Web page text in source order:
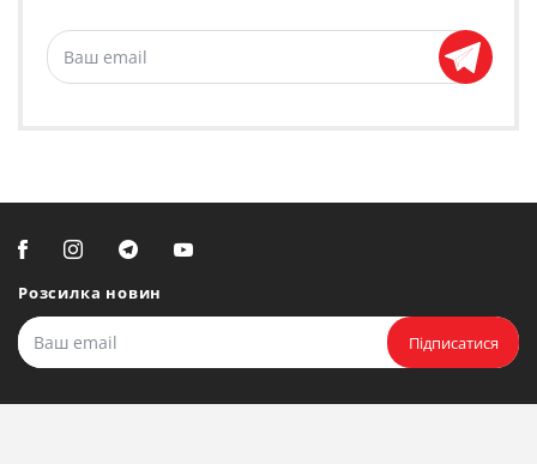
Розсилка новин
Підписатися